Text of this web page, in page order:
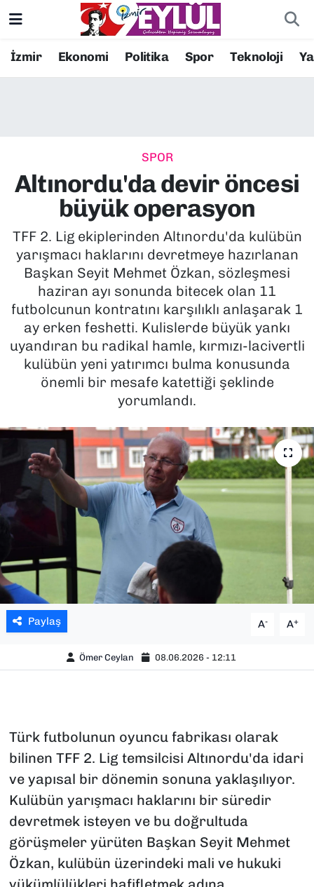
İzmir Ekonomi Politika Spor Teknoloji
SPOR
Altınordu'da devir öncesi
büyük operasyon
TFF 2. Lig ekiplerinden Altınordu'da kulübün
yarışmacı haklarını devretmeye hazırlanan
Başkan Seyit Mehmet Özkan, sözleşmesi
haziran ayı sonunda bitecek olan 11
futbolcunun kontratını karşılıklı anlaşarak 1
ay erken feshetti. Kulislerde büyük yankı
uyandıran bu radikal hamle, kırmızı-lacivertli
kulübün yeni yatırımcı bulma konusunda
önemli bir mesafe katettiği şeklinde
yorumlandı.
Paylaş A- A+
Ömer Ceylan 08.06.2026 - 12:11
Türk futbolunun oyuncu fabrikası olarak
bilinen TFF 2. Lig temsilcisi Altınordu'da idari
ve yapısal bir dönemin sonuna yaklaşılıyor.
Kulübün yarışmacı haklarını bir süredir
devretmek isteyen ve bu doğrultuda
görüşmeler yürüten Başkan Seyit Mehmet
Özkan, kulübün üzerindeki mali ve hukuki
Resmi İlanlar
EKONOMİ
KÜLTÜR SANAT
MAGAZİN
POLİTİKA
SAĞLIK
SPOR
YAŞAM
YEREL YÖNETİMLER
Konak Nöbetçi Eczaneler
Süper Lig Puan Durumu ve Fikstür
Tüm Manşetler
Son Dakika Haberleri
Haber Arşivi